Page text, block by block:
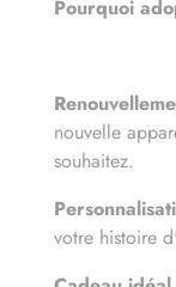
Pourquoi
nouvelle
souhaitez.
votre histoire